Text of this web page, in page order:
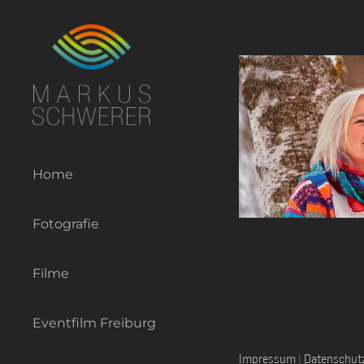
Home
Fotografie
Filme
Eventfilm Freiburg
Impressum |